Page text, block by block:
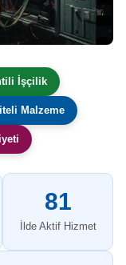
İşçilik
Malzeme
81
İlde Aktif Hizmet